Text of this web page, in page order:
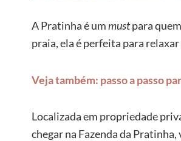
A Pratinha é ummustpara
praia, ela é perfeita para
Veja também: passo a passo
Localizada em propriedade
chegar na Fazenda da